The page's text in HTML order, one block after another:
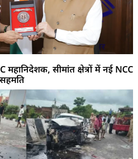
महानिदेशक, सीमांत क्षेत्रों में नई NCC